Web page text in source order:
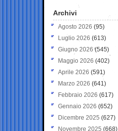
Archivi
Agosto 2026 (95)
Luglio 2026 (613)
Giugno 2026 (545)
Maggio 2026 (402)
Aprile 2026 (591)
Marzo 2026 (641)
Febbraio 2026 (617)
Gennaio 2026 (652)
Dicembre 2025 (627)
Novembre 2025 (668)